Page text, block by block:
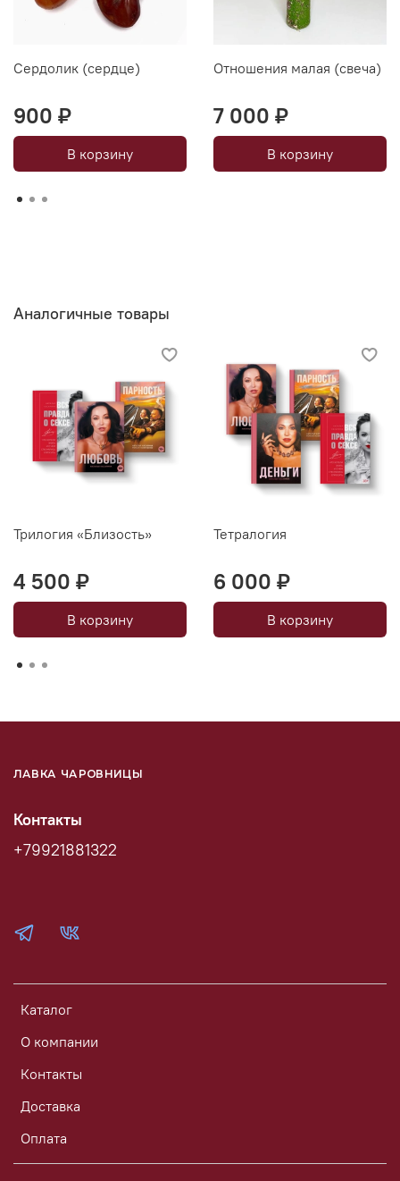
Сердолик (сердце)
900 ₽
В корзину
Отношения малая (свеча)
7 000 ₽
В корзину
Аналогичные товары
Трилогия «Близость»
4 500 ₽
В корзину
Тетралогия
6 000 ₽
В корзину
ЛАВКА ЧАРОВНИЦЫ
Каталог
О компании
Контакты
Доставка
Оплата
Контакты
+79921881322